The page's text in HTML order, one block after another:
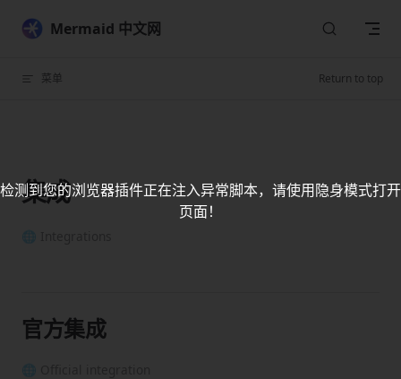
Skip to content
Mermaid 中文网
菜单 Return to top
集成
🌐 Integrations
官方集成
🌐 Official integration
检测到您的浏览器插件正在注入异常脚本，请使用隐身模式打开
页面！